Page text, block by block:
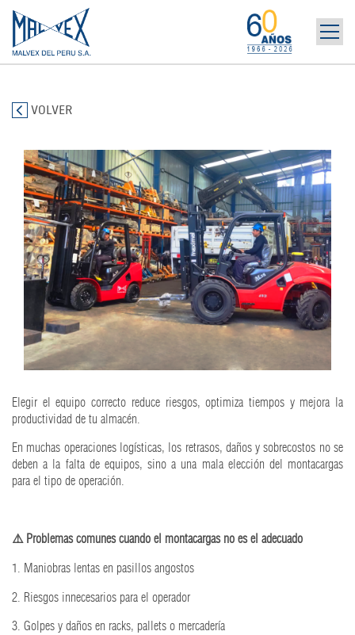
PRODUCTOS
POST-VENTA | ALQUILER
NOTICIAS
CONTÁCTANOS
VOLVER
Elegir el equipo correcto reduce riesgos, optimiza tiempos y mejora la
productividad de tu almacén.
En muchas operaciones logísticas, los retrasos, daños y sobrecostos no se
deben a la falta de equipos, sino a una mala elección del montacargas
para el tipo de operación.
⚠️ Problemas comunes cuando el montacargas no es el adecuado
1. Maniobras lentas en pasillos angostos
2. Riesgos innecesarios para el operador
3. Golpes y daños en racks, pallets o mercadería